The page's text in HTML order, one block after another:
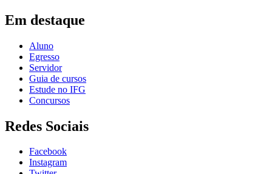
Em destaque
Aluno
Egresso
Servidor
Guia de cursos
Estude no IFG
Concursos
Redes Sociais
Facebook
Instagram